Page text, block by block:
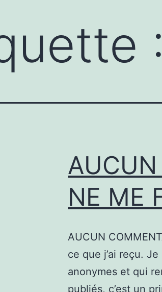
:
NE ME
AUCUN
ce que j’ai reçu.
anonymes et qui
publiés, c’est un